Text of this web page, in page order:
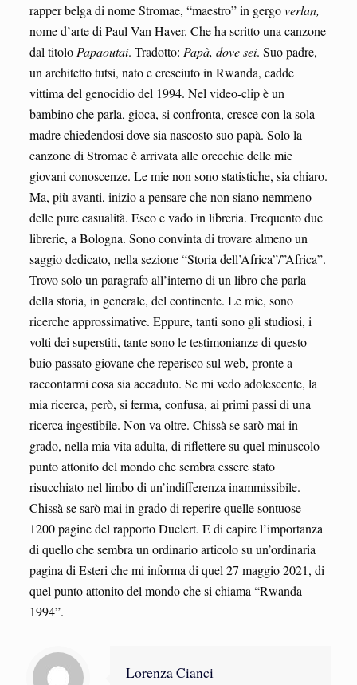
rapper belga di nome Stromae, “maestro” in gergoverlan,
nome d’arte di Paul Van Haver. Che ha scritto una canzone
dal titolo Papaoutai. Tradotto: Papà, dove sei. Suo padre,
un architetto tutsi, nato e cresciuto in Rwanda, cadde
vittima del genocidio del 1994. Nel video-clip è un
bambino che parla, gioca, si confronta, cresce con la sola
madre chiedendosi dove sia nascosto suo papà. Solo la
canzone di Stromae è arrivata alle orecchie delle mie
giovani conoscenze. Le mie non sono statistiche, sia chiaro.
Ma, più avanti, inizio a pensare che non siano nemmeno
delle pure casualità. Esco e vado in libreria. Frequento due
librerie, a Bologna. Sono convinta di trovare almeno un
saggio dedicato, nella sezione “Storia dell’Africa”/”Africa”.
Trovo solo un paragrafo all’interno di un libro che parla
della storia, in generale, del continente. Le mie, sono
ricerche approssimative. Eppure, tanti sono gli studiosi, i
volti dei superstiti, tante sono le testimonianze di questo
buio passato giovane che reperisco sul web, pronte a
raccontarmi cosa sia accaduto. Se mi vedo adolescente, la
mia ricerca, però, si ferma, confusa, ai primi passi di una
ricerca ingestibile. Non va oltre. Chissà se sarò mai in
grado, nella mia vita adulta, di riflettere su quel minuscolo
punto attonito del mondo che sembra essere stato
risucchiato nel limbo di un’indifferenza inammissibile.
Chissà se sarò mai in grado di reperire quelle sontuose
1200 pagine del rapporto Duclert. E di capire l’importanza
di quello che sembra un ordinario articolo su un’ordinaria
pagina di Esteri che mi informa di quel 27 maggio 2021, di
quel punto attonito del mondo che si chiama “Rwanda
1994”.
Lorenza Cianci